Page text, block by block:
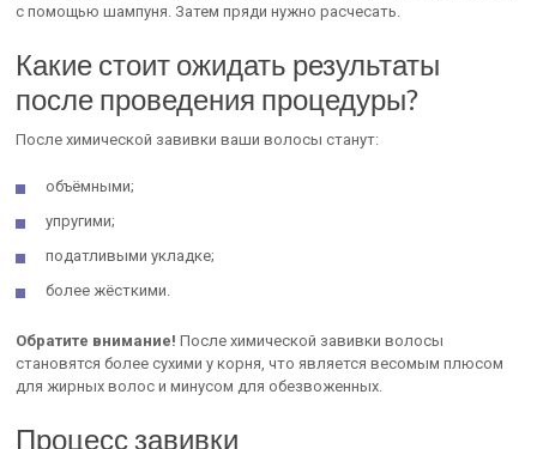
с помощью шампуня. Затем пряди нужно расчесать.
Какие стоит ожидать результаты
после проведения процедуры?
После химической завивки ваши волосы станут:
объёмными;
упругими;
податливыми укладке;
более жёсткими.
Обратите внимание! После химической завивки волосы
становятся более сухими у корня, что является весомым плюсом
для жирных волос и минусом для обезвоженных.
Процесс завивки